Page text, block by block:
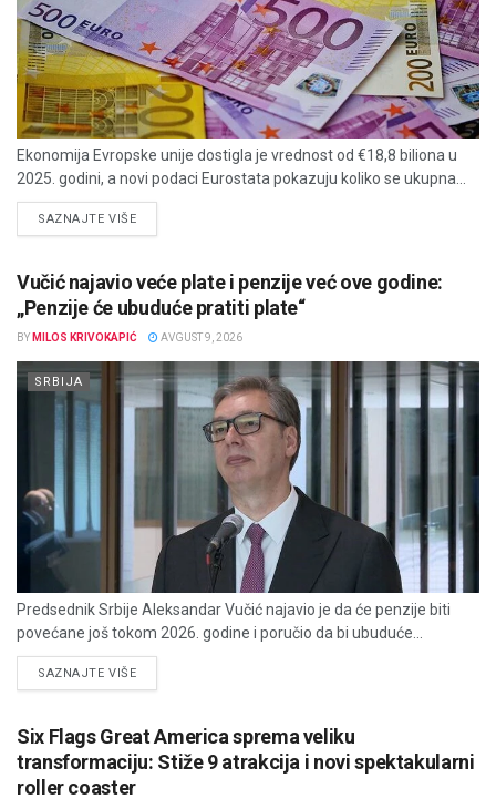
Ekonomija Evropske unije dostigla je vrednost od €18,8 biliona u
2025. godini, a novi podaci Eurostata pokazuju koliko se ukupna...
SAZNAJTE VIŠEDETAILS
Vučić najavio veće plate i penzije već ove godine:
„Penzije će ubuduće pratiti plate“
BY MILOS KRIVOKAPIĆ AVGUST 9, 2026
SRBIJA
Predsednik Srbije Aleksandar Vučić najavio je da će penzije biti
povećane još tokom 2026. godine i poručio da bi ubuduće...
SAZNAJTE VIŠEDETAILS
Six Flags Great America sprema veliku
transformaciju: Stiže 9 atrakcija i novi spektakularni
roller coaster